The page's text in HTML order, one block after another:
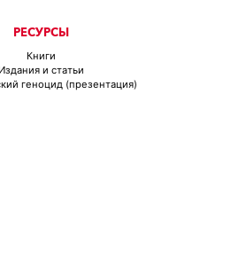
РЕСУРСЫ
Книги
Издания и статьи
геноцид (презентация)